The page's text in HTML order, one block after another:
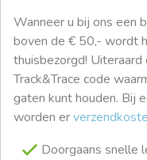
Wanneer u bij ons een
boven de € 50,- wordt
thuisbezorgd!
Track&Trace code
gaten kunt houden. Bij
worden er
Doorgaans snelle